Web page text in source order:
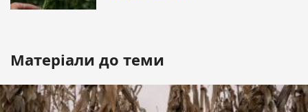
Матеріали до теми